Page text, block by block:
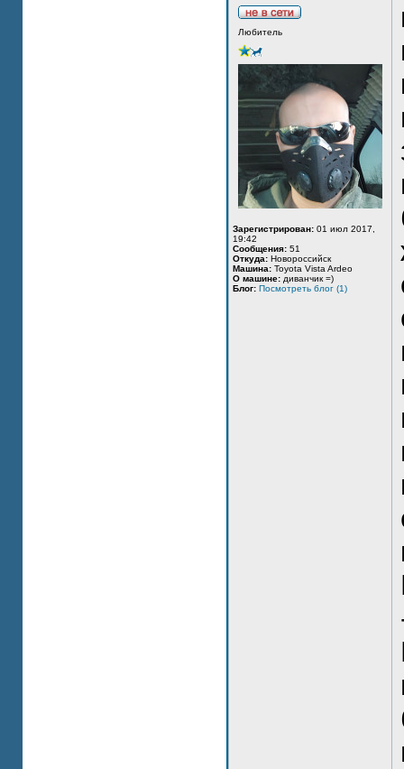
Любитель
Зарегистрирован: 01 июл 2017,
19:42
Сообщения: 51
Откуда: Новороссийск
Машина: Toyota Vista Ardeo
О машине: диванчик =)
Блог: Посмотреть блог (1)